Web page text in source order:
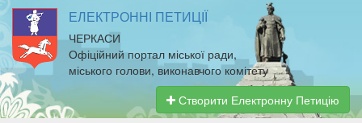
ЕЛЕКТРОННІ ПЕТИЦІЇ
ЧЕРКАСИ
Офіційний портал міської ради,
міського голови, виконавчого комітету
Створити Електронну Петицію